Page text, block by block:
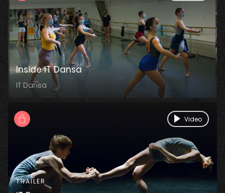
Inside IT Dansa
IT Dansa
TRAILER
Video